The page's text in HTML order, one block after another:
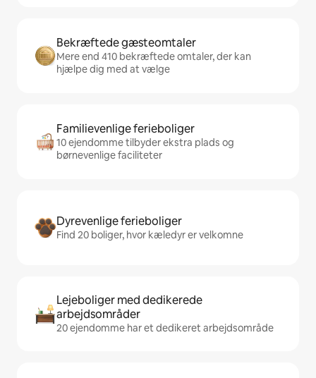
Bekræftede gæsteomtaler
Mere end 410 bekræftede omtaler, der kan
hjælpe dig med at vælge
Familievenlige ferieboliger
10 ejendomme tilbyder ekstra plads og
børnevenlige faciliteter
Dyrevenlige ferieboliger
Find 20 boliger, hvor kæledyr er velkomne
Lejeboliger med dedikerede
arbejdsområder
20 ejendomme har et dedikeret arbejdsområde